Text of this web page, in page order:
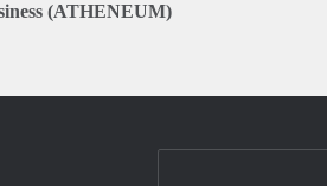
(ATHENEUM)